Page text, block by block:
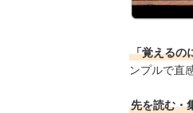
「覚えるの
ンプルで直
先を読む・